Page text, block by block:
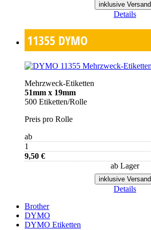
inklusive Versand
Details
11355 DYMO
Mehrzweck-Etiketten
51mm x 19mm
500 Etiketten/Rolle
Preis pro Rolle
ab
1
9,50 €
ab Lager
inklusive Versand
Details
Brother
DYMO
DYMO Etiketten